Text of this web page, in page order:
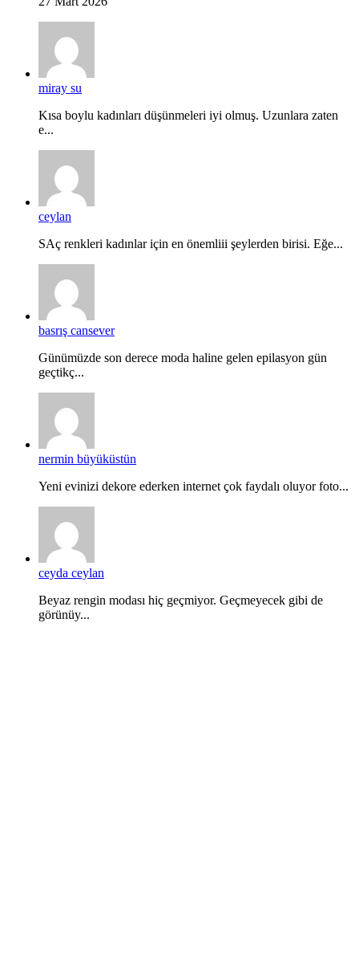
miray su
Kısa boylu kadınları düşünmeleri iyi olmuş. Uzunlara zaten
e...
ceylan
SAç renkleri kadınlar için en önemliii şeylerden birisi. Eğe...
basrış cansever
Günümüzde son derece moda haline gelen epilasyon gün
geçtikç...
nermin büyüküstün
Yeni evinizi dekore ederken internet çok faydalı oluyor foto...
ceyda ceylan
Beyaz rengin modası hiç geçmiyor. Geçmeyecek gibi de
görünüy...